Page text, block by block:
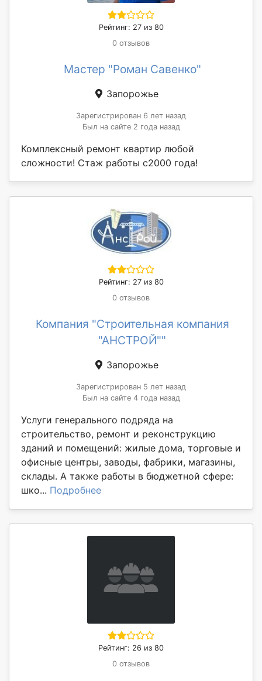
Рейтинг: 27 из 80
0 отзывов
Мастер "Роман Савенко"
Запорожье
Зарегистрирован 6 лет назад
Был на сайте 2 года назад
Комплексный ремонт квартир любой
сложности! Стаж работы с2000 года!
Рейтинг: 27 из 80
0 отзывов
Компания "Строительная компания
"АНСТРОЙ""
Запорожье
Зарегистрирован 5 лет назад
Был на сайте 4 года назад
Услуги генерального подряда на
строительство, ремонт и реконструкцию
зданий и помещений: жилые дома, торговые и
офисные центры, заводы, фабрики, магазины,
склады. А также работы в бюджетной сфере:
шко... Подробнее
Рейтинг: 26 из 80
0 отзывов